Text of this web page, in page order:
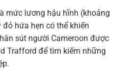
mức lương hậu hĩnh (khoảng
hứa hẹn có thể khiến
sút người Cameroon được
Trafford để tìm kiếm những